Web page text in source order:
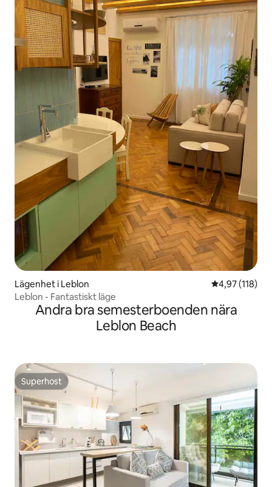
Lägenhet i Leblon 4,97 av 5 i
4,97 (118)
Leblon - Fantastiskt läge
Andra bra semesterboenden nära
Leblon Beach
Superhost
Superhost